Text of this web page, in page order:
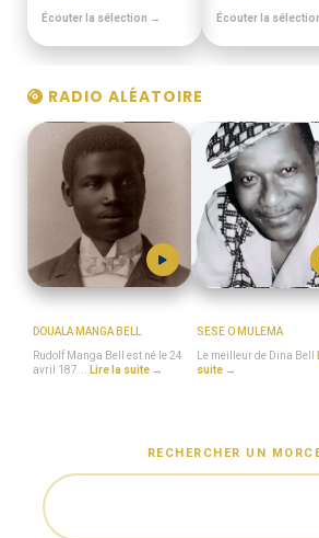
Écouter la sélection → Écouter la
RADIO ALÉATOIRE
DOUALA MANGA BELL
Rudolf Manga Bell est né le 24
avril 187...
Lire la suite →
SESE O MULEMA
Le meilleur de Dina Bell
suite →
RECHERCHER UN